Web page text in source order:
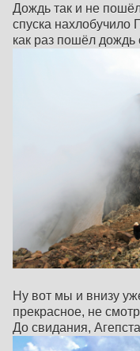
Дождь так и не
спуска нахлобучило
как раз пошёл дождь
Ну вот мы и внизу
прекрасное, не
До свидания,